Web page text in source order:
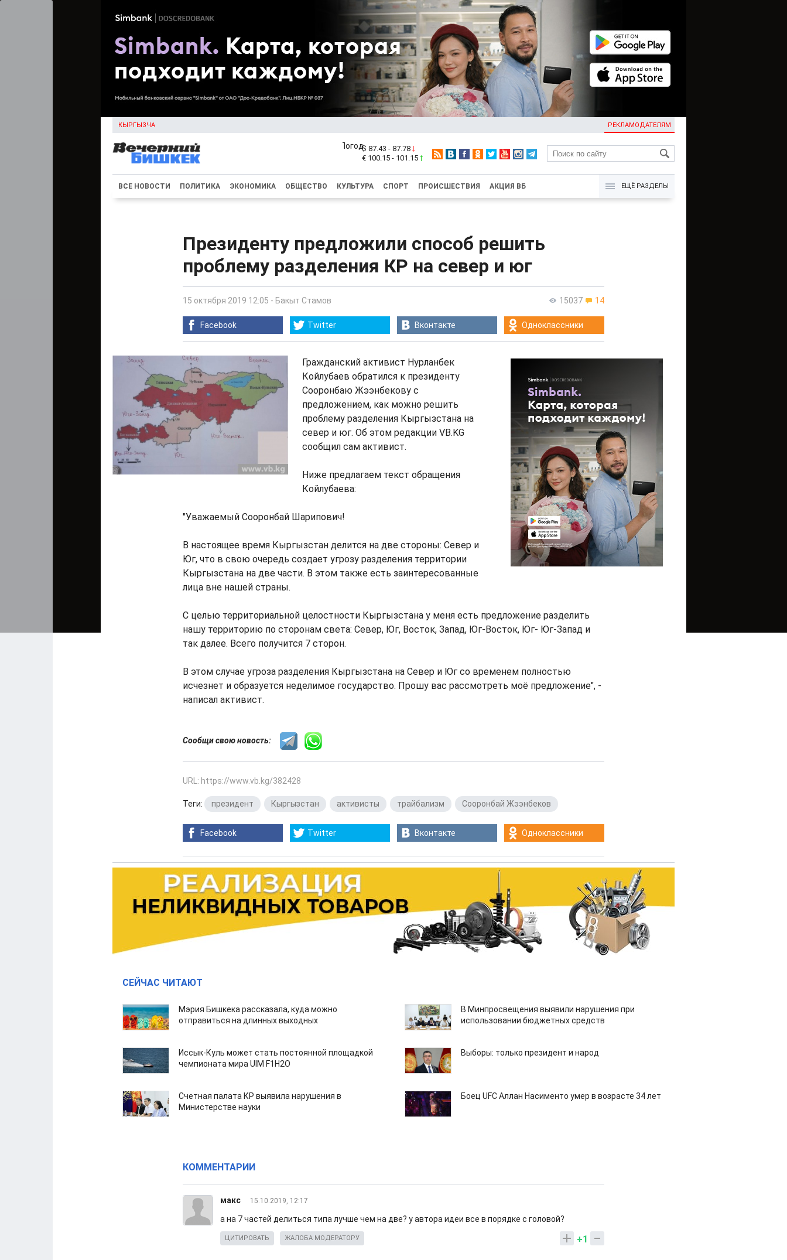
КЫРГЫЗЧА РЕКЛАМОДАТЕЛЯМ
KG
$ 87.43 - 87.78
€ 100.15 - 101.15
ВСЕ НОВОСТИ ПОЛИТИКА ЭКОНОМИКА ОБЩЕСТВО КУЛЬТУРА СПОРТ ПРОИСШЕСТВИЯ АКЦИЯ ВБ ЕЩЁ РАЗДЕЛЫ
Президенту предложили способ решить
проблему разделения КР на север и юг
15037 14
15 октября 2019 12:05 - Бакыт Стамов
Facebook Twitter Вконтакте Одноклассники
Гражданский активист Нурланбек
Койлубаев обратился к президенту
Сооронбаю Жээнбекову с
предложением, как можно решить
проблему разделения Кыргызстана на
север и юг. Об этом редакции VB.KG
сообщил сам активист.
Ниже предлагаем текст обращения
Койлубаева:
"Уважаемый Сооронбай Шарипович!
В настоящее время Кыргызстан делится на две стороны: Север и
Юг, что в свою очередь создает угрозу разделения территории
Кыргызстана на две части. В этом также есть заинтересованные
лица вне нашей страны.
С целью территориальной целостности Кыргызстана у меня есть предложение разделить
нашу территорию по сторонам света: Север, Юг, Восток, Запад, Юг-Восток, Юг- Юг-Запад и
так далее. Всего получится 7 сторон.
В этом случае угроза разделения Кыргызстана на Север и Юг со временем полностью
исчезнет и образуется неделимое государство. Прошу вас рассмотреть моё предложение", -
написал активист.
Сообщи свою новость:
URL: https://www.vb.kg/382428
Теги: президент Кыргызстан активисты трайбализм Сооронбай Жээнбеков
Facebook Twitter Вконтакте Одноклассники
СЕЙЧАС ЧИТАЮТ
Мэрия Бишкека рассказала, куда можно
отправиться на длинных выходных
В Минпросвещения выявили нарушения при
использовании бюджетных средств
Иссык-Куль может стать постоянной площадкой
чемпионата мира UIM F1H2O
Выборы: только президент и народ
Счетная палата КР выявила нарушения в
Министерстве науки
Боец UFC Аллан Насименто умер в возрасте 34 лет
КОММЕНТАРИИ
макс 15.10.2019, 12:17
а на 7 частей делиться типа лучше чем на две? у автора идеи все в порядке с головой?
+1
ЦИТИРОВАТЬ ЖАЛОБА МОДЕРАТОРУ